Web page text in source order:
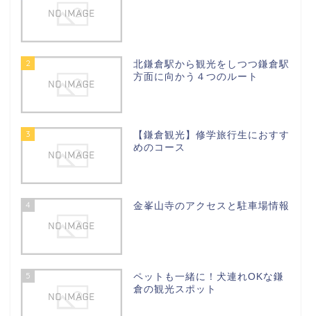
2
北鎌倉駅から観光をしつつ鎌倉駅
方面に向かう４つのルート
3
【鎌倉観光】修学旅行生におすす
めのコース
4 金峯山寺のアクセスと駐車場情報
5
ペットも一緒に！犬連れOKな鎌
倉の観光スポット